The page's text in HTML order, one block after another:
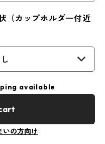
（カップホルダー付近
available
いの方向け